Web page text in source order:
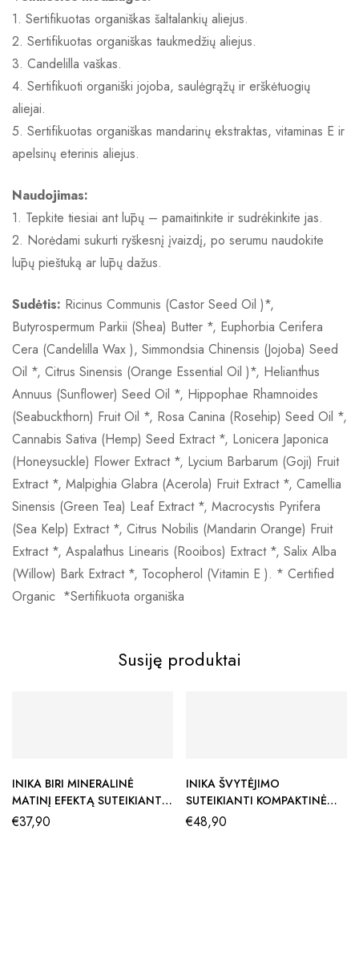
1. Sertifikuotas organiškas šaltalankių aliejus.
2. Sertifikuotas organiškas taukmedžių aliejus.
3. Candelilla vaškas.
4. Sertifikuoti organiški jojoba, saulėgrąžų ir erškėtuogių
aliejai.
5. Sertifikuotas organiškas mandarinų ekstraktas, vitaminas E ir
apelsinų eterinis aliejus.
Naudojimas:
1. Tepkite tiesiai ant lūpų – pamaitinkite ir sudrėkinkite jas.
2. Norėdami sukurti ryškesnį įvaizdį, po serumu naudokite
lūpų pieštuką ar lūpų dažus.
Sudėtis: Ricinus Communis (Castor Seed Oil )*,
Butyrospermum Parkii (Shea) Butter *, Euphorbia Cerifera
Cera (Candelilla Wax ), Simmondsia Chinensis (Jojoba) Seed
Oil *, Citrus Sinensis (Orange Essential Oil )*, Helianthus
Annuus (Sunflower) Seed Oil *, Hippophae Rhamnoides
(Seabuckthorn) Fruit Oil *, Rosa Canina (Rosehip) Seed Oil *,
Cannabis Sativa (Hemp) Seed Extract *, Lonicera Japonica
(Honeysuckle) Flower Extract *, Lycium Barbarum (Goji) Fruit
Extract *, Malpighia Glabra (Acerola) Fruit Extract *, Camellia
Sinensis (Green Tea) Leaf Extract *, Macrocystis Pyrifera
(Sea Kelp) Extract *, Citrus Nobilis (Mandarin Orange) Fruit
Extract *, Aspalathus Linearis (Rooibos) Extract *, Salix Alba
(Willow) Bark Extract *, Tocopherol (Vitamin E ). * Certified
Organic *Sertifikuota organiška
Susiję produktai
INIKA BIRI MINERALINĖ
MATINĮ EFEKTĄ SUTEIKIANTI
PUDRA
€37,90
INIKA ŠVYTĖJIMO
SUTEIKIANTI KOMPAKTINĖ
PUDRA, DEWDROP
€48,90